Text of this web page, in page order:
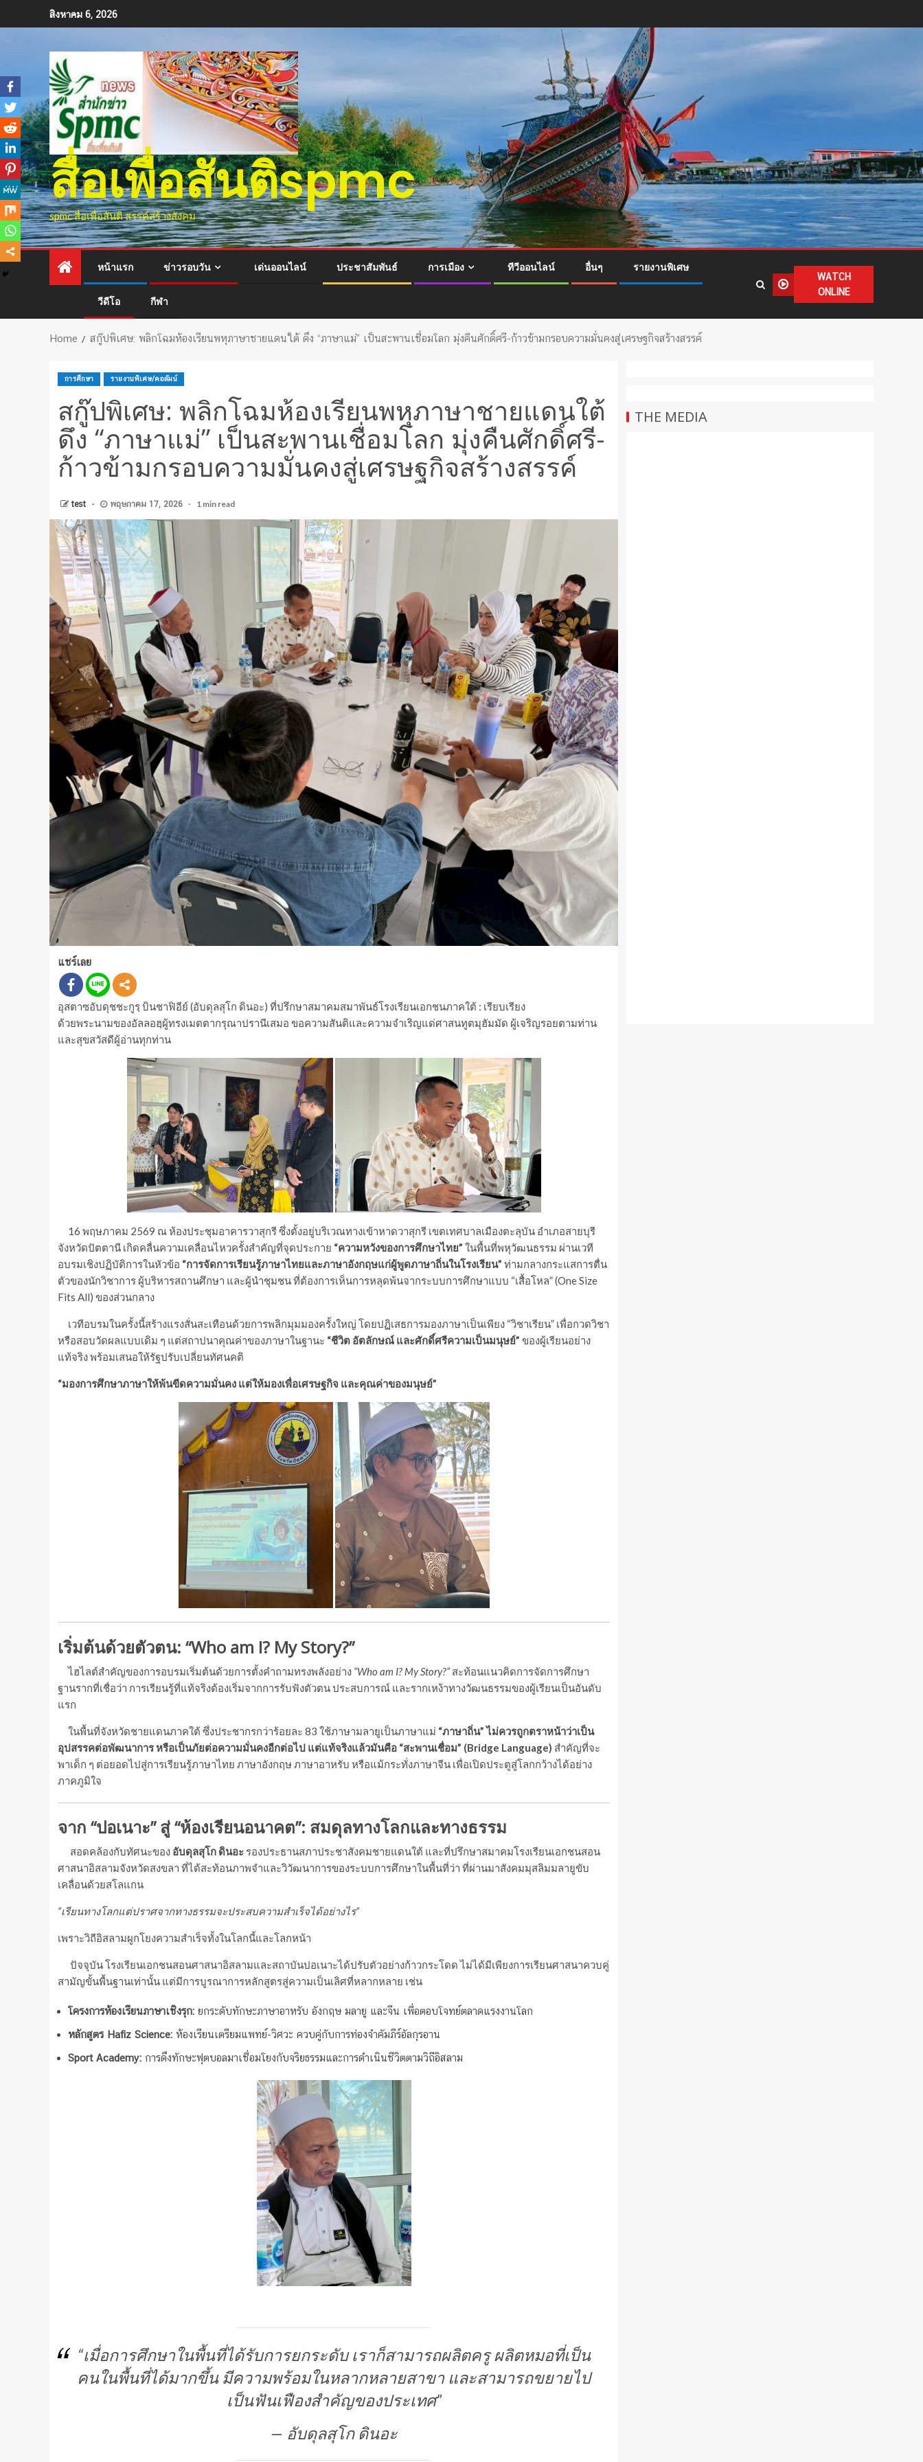
สิงหาคม 6, 2026
สื่อเพื่อสันติspmc
spmc สื่อเพื่อสันติ สรรค์สร้างสังคม
หน้าแรก ข่าวรอบวัน เด่นออนไลน์ ประชาสัมพันธ์ การเมือง ทีวีออนไลน์ อื่นๆ รายงานพิเศษ
วีดีโอ กีฬา
WATCH
ONLINE
Home สกู๊ปพิเศษ: พลิกโฉมห้องเรียนพหุภาษาชายแดนใต้ ดึง “ภาษาแม่” เป็นสะพานเชื่อมโลก มุ่งคืนศักดิ์ศรี-ก้าวข้ามกรอบความมั่นคงสู่เศรษฐกิจสร้างสรรค์
การศึกษา รายงานพิเศษ/คอลัมน์
สกู๊ปพิเศษ: พลิกโฉมห้องเรียนพหุภาษาชายแดนใต้
ดึง “ภาษาแม่” เป็นสะพานเชื่อมโลก มุ่งคืนศักดิ์ศรี-
ก้าวข้ามกรอบความมั่นคงสู่เศรษฐกิจสร้างสรรค์
test พฤษภาคม 17, 2026 1 min read
แชร์เลย
อุสตาซอับดุชชะกูรฺ บินชาฟิอีย์ (อับดุลสุโก ดินอะ) ที่ปรึกษาสมาคมสมาพันธ์โรงเรียนเอกชนภาคใต้ : เรียบเรียง
ด้วยพระนามของอัลลอฮฺผู้ทรงเมตตากรุณาปรานีเสมอ ขอความสันติและความจำเริญแด่ศาสนทูตมุฮัมมัด ผู้เจริญรอยตามท่าน
และสุขสวัสดีผู้อ่านทุกท่าน
16 พฤษภาคม 2569 ณ ห้องประชุมอาคารวาสุกรี ซึ่งตั้งอยู่บริเวณทางเข้าหาดวาสุกรี เขตเทศบาลเมืองตะลุบัน อำเภอสายบุรี
จังหวัดปัตตานี เกิดคลื่นความเคลื่อนไหวครั้งสำคัญที่จุดประกาย “ความหวังของการศึกษาไทย” ในพื้นที่พหุวัฒนธรรม ผ่านเวที
อบรมเชิงปฏิบัติการในหัวข้อ “การจัดการเรียนรู้ภาษาไทยและภาษาอังกฤษแก่ผู้พูดภาษาถิ่นในโรงเรียน” ท่ามกลางกระแสการตื่น
ตัวของนักวิชาการ ผู้บริหารสถานศึกษา และผู้นำชุมชน ที่ต้องการเห็นการหลุดพ้นจากระบบการศึกษาแบบ “เสื้อโหล” (One Size
Fits All) ของส่วนกลาง
เวทีอบรมในครั้งนี้สร้างแรงสั่นสะเทือนด้วยการพลิกมุมมองครั้งใหญ่ โดยปฏิเสธการมองภาษาเป็นเพียง “วิชาเรียน” เพื่อกวดวิชา
หรือสอบวัดผลแบบเดิม ๆ แต่สถาปนาคุณค่าของภาษาในฐานะ “ชีวิต อัตลักษณ์ และศักดิ์ศรีความเป็นมนุษย์” ของผู้เรียนอย่าง
แท้จริง พร้อมเสนอให้รัฐปรับเปลี่ยนทัศนคติ
“มองการศึกษาภาษาให้พ้นขีดความมั่นคง แต่ให้มองเพื่อเศรษฐกิจ และคุณค่าของมนุษย์”
เริ่มต้นด้วยตัวตน: “Who am I? My Story?”
ไฮไลต์สำคัญของการอบรมเริ่มต้นด้วยการตั้งคำถามทรงพลังอย่าง “Who am I? My Story?”สะท้อนแนวคิดการจัดการศึกษา
ฐานรากที่เชื่อว่า การเรียนรู้ที่แท้จริงต้องเริ่มจากการรับฟังตัวตน ประสบการณ์ และรากเหง้าทางวัฒนธรรมของผู้เรียนเป็นอันดับ
แรก
ในพื้นที่จังหวัดชายแดนภาคใต้ ซึ่งประชากรกว่าร้อยละ 83 ใช้ภาษามลายูเป็นภาษาแม่ “ภาษาถิ่น” ไม่ควรถูกตราหน้าว่าเป็น
อุปสรรคต่อพัฒนาการ หรือเป็นภัยต่อความมั่นคงอีกต่อไป แต่แท้จริงแล้วมันคือ “สะพานเชื่อม” (Bridge Language) สำคัญที่จะ
พาเด็ก ๆ ต่อยอดไปสู่การเรียนรู้ภาษาไทย ภาษาอังกฤษ ภาษาอาหรับ หรือแม้กระทั่งภาษาจีน เพื่อเปิดประตูสู่โลกกว้างได้อย่าง
ภาคภูมิใจ
จาก “ปอเนาะ” สู่ “ห้องเรียนอนาคต”: สมดุลทางโลกและทางธรรม
สอดคล้องกับทัศนะของ อับดุลสุโก ดินอะ รองประธานสภาประชาสังคมชายแดนใต้ และที่ปรึกษาสมาคมโรงเรียนเอกชนสอน
ศาสนาอิสลามจังหวัดสงขลา ที่ได้สะท้อนภาพจำและวิวัฒนาการของระบบการศึกษาในพื้นที่ว่า ที่ผ่านมาสังคมมุสลิมมลายูขับ
เคลื่อนด้วยสโลแกน
“เรียนทางโลกแต่ปราศจากทางธรรมจะประสบความสำเร็จได้อย่างไร”
เพราะวิถีอิสลามผูกโยงความสำเร็จทั้งในโลกนี้และโลกหน้า
ปัจจุบัน โรงเรียนเอกชนสอนศาสนาอิสลามและสถาบันปอเนาะได้ปรับตัวอย่างก้าวกระโดด ไม่ได้มีเพียงการเรียนศาสนาควบคู่
สามัญขั้นพื้นฐานเท่านั้น แต่มีการบูรณาการหลักสูตรสู่ความเป็นเลิศที่หลากหลาย เช่น
โครงการห้องเรียนภาษาเชิงรุก: ยกระดับทักษะภาษาอาหรับ อังกฤษ มลายู และจีน เพื่อตอบโจทย์ตลาดแรงงานโลก
หลักสูตร Hafiz Science: ห้องเรียนเตรียมแพทย์-วิศวะ ควบคู่กับการท่องจำคัมภีร์อัลกุรอาน
Sport Academy: การดึงทักษะฟุตบอลมาเชื่อมโยงกับจริยธรรมและการดำเนินชีวิตตามวิถีอิสลาม
“เมื่อการศึกษาในพื้นที่ได้รับการยกระดับ เราก็สามารถผลิตครู ผลิตหมอที่เป็น
คนในพื้นที่ได้มากขึ้น มีความพร้อมในหลากหลายสาขา และสามารถขยายไป
เป็นฟันเฟืองสำคัญของประเทศ”
— อับดุลสุโก ดินอะ
THE MEDIA